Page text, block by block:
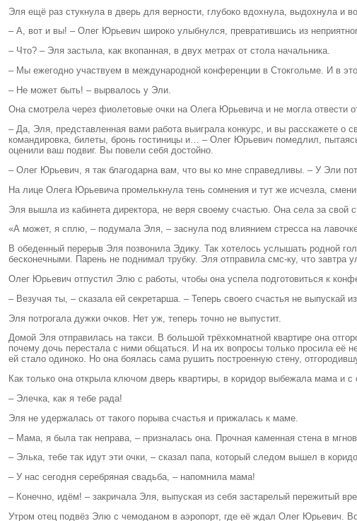
Эля ещё раз стукнула в дверь для верности, глубоко вдохнула, выдохнула и
– А, вот и вы! – Олег Юрьевич широко улыбнулся, превратившись из
– Что? – Эля застыла, как вкопанная, в двух метрах от стола начальника.
– Мы ежегодно участвуем в международной конференции в Стокгольме. И в
– Не может быть! – вырвалось у Эли.
Она смотрела через фиолетовые очки на Олега Юрьевича и не могла отвести
– Да, Эля, представленная вами работа выиграла конкурс, и вы расскажете
командировка, билеты, бронь гостиницы и… – Олег Юрьевич помедлил,
оценили ваш подвиг. Вы повели себя достойно.
– Олег Юрьевич, я так благодарна вам, что вы ко мне справедливы. – У Эли
На лице Олега Юрьевича промелькнула тень сомнения и тут же исчезла,
Эля вышла из кабинета директора, не веря своему счастью. Она села за свой
«А может, я сплю, – подумала Эля, – заснула под влиянием стресса на
В обеденный перерыв Эля позвонила Эдику. Так хотелось услышать родной
бесконечными. Парень не поднимал трубку. Эля отправила смс-ку, что завтра
Олег Юрьевич отпустил Элю с работы, чтобы она успела подготовиться к
– Везучая ты, – сказала ей секретарша. – Теперь своего счастья не выпускай
Эля потрогала дужки очков. Нет уж, теперь точно не выпустит.
Домой Эля отправилась на такси. В большой трёхкомнатной квартире она
почему дочь перестала с ними общаться. И на их вопросы только просила её
ей стало одиноко. Но она боялась сама рушить построенную стену,
Как только она открыла ключом дверь квартиры, в коридор выбежала мама и
– Элечка, как я тебе рада!
Эля не удержалась от такого порыва счастья и прижалась к маме.
– Мама, я была так неправа, – призналась она. Прочная каменная стена в
– Элька, тебе так идут эти очки, – сказал папа, который следом вышел в
– У нас сегодня серебряная свадьба, – напомнила мама!
– Конечно, идём! – закричала Эля, выпуская из себя застарелый пережитый
Утром отец подвёз Элю с чемоданом в аэропорт, где её ждал Олег Юрьевич.